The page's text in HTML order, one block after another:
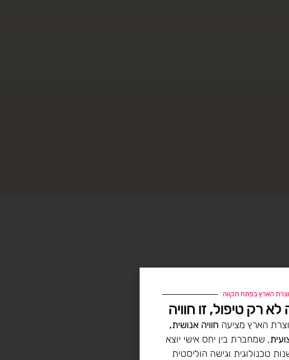
הארץ בפתח תקווה
לא רק טיפול, זו חוויה
הארץ מציעה חוויה אנושית,
, שמחברת בין יחס אישי יוצא
טכנולוגית וגישה הוליסטית